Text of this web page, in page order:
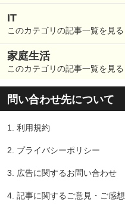
IT
このカテゴリの記事一覧を見る
家庭生活
このカテゴリの記事一覧を見る
問い合わせ先について
1. 利用規約
2. プライバシーポリシー
3. 広告に関するお問い合わせ
4. 記事に関するご意見・ご感想